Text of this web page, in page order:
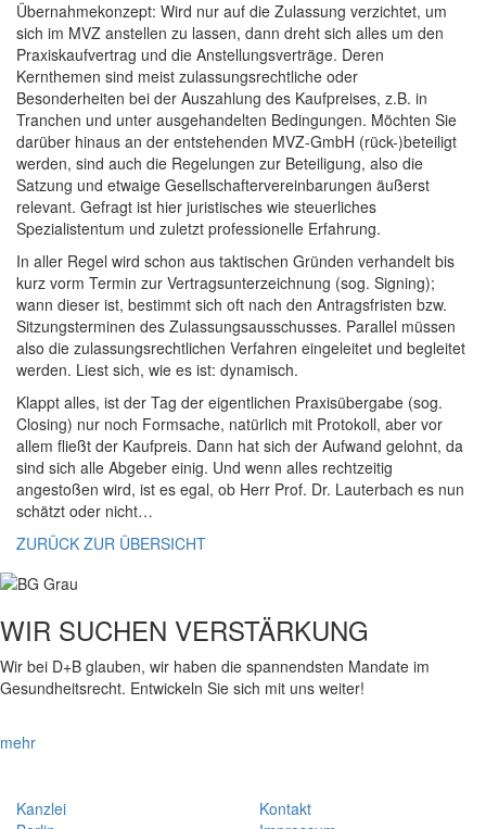
Übernahmekonzept: Wird nur auf die Zulassung verzichtet, um
sich im MVZ anstellen zu lassen, dann dreht sich alles um den
Praxiskaufvertrag und die Anstellungsverträge. Deren
Kernthemen sind meist zulassungsrechtliche oder
Besonderheiten bei der Auszahlung des Kaufpreises, z.B. in
Tranchen und unter ausgehandelten Bedingungen. Möchten Sie
darüber hinaus an der entstehenden MVZ-GmbH (rück-)beteiligt
werden, sind auch die Regelungen zur Beteiligung, also die
Satzung und etwaige Gesellschaftervereinbarungen äußerst
relevant. Gefragt ist hier juristisches wie steuerliches
Spezialistentum und zuletzt professionelle Erfahrung.
In aller Regel wird schon aus taktischen Gründen verhandelt bis
kurz vorm Termin zur Vertragsunterzeichnung (sog. Signing);
wann dieser ist, bestimmt sich oft nach den Antragsfristen bzw.
Sitzungsterminen des Zulassungsausschusses. Parallel müssen
also die zulassungsrechtlichen Verfahren eingeleitet und begleitet
werden. Liest sich, wie es ist: dynamisch.
Klappt alles, ist der Tag der eigentlichen Praxisübergabe (sog.
Closing) nur noch Formsache, natürlich mit Protokoll, aber vor
allem fließt der Kaufpreis. Dann hat sich der Aufwand gelohnt, da
sind sich alle Abgeber einig. Und wenn alles rechtzeitig
angestoßen wird, ist es egal, ob Herr Prof. Dr. Lauterbach es nun
schätzt oder nicht…
ZURÜCK ZUR ÜBERSICHT
WIR SUCHEN VERSTÄRKUNG
Wir bei D+B glauben, wir haben die spannendsten Mandate im
Gesundheitsrecht. Entwickeln Sie sich mit uns weiter!
mehr
Kanzlei
Kontakt